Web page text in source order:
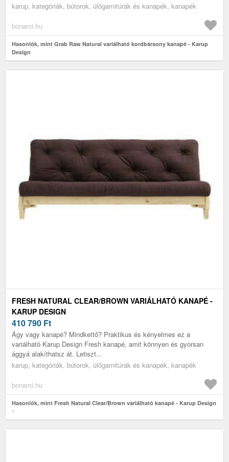
karup, kategóriák, bútorok, ülőgarnitúrák és kanapék, kanapék
bonami.hu
Hasonlók, mint Grab Raw Natural variálható kordbársony kanapé - Karup
Design
FRESH NATURAL CLEAR/BROWN VARIÁLHATÓ KANAPÉ -
KARUP DESIGN
410 790 Ft
Ágy vagy kanapé? Mindkettő? Praktikus és kényelmes ez a
variálható Karup Design Fresh kanapé, amit könnyen és gyorsan
ággyá alakíthatsz át. Letiszt...
karup, kategóriák, bútorok, ülőgarnitúrák és kanapék, kanapék
bonami.hu
Hasonlók, mint Fresh Natural Clear/Brown variálható kanapé - Karup Design